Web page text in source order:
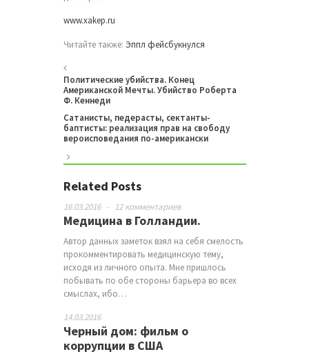
www.xakep.ru
Читайте также: Эппл фейсбукнулся
Политические убийства. Конец
Американской Мечты. Убийство Роберта
Ф. Кеннеди
Сатанисты, педерасты, сектанты-
баптисты: реализация прав на свободу
вероисповедания по-американски
Related Posts
16.03.2016 - 12 комментариев
Медицина в Голландии.
Автор данных заметок взял на себя смелость
прокомментировать медицинскую тему,
исходя из личного опыта. Мне пришлось
побывать по обе стороны барьера во всех
смыслах, ибо…
14.03.2016
Черный дом: фильм о
коррупции в США